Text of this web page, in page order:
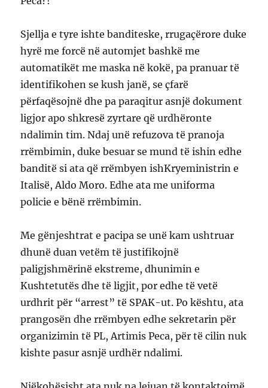
Sjellja e tyre ishte banditeske, rrugaçërore duke
hyrë me forcë në automjet bashkë me
automatikët me maska në kokë, pa pranuar të
identifikohen se kush janë, se çfarë
përfaqësojnë dhe pa paraqitur asnjë dokument
ligjor apo shkresë zyrtare që urdhëronte
ndalimin tim. Ndaj unë refuzova të pranoja
rrëmbimin, duke besuar se mund të ishin edhe
banditë si ata që rrëmbyen ishKryeministrin e
Italisë, Aldo Moro. Edhe ata me uniforma
policie e bënë rrëmbimin.
Me gënjeshtrat e pacipa se unë kam ushtruar
dhunë duan vetëm të justifikojnë
paligjshmërinë ekstreme, dhunimin e
Kushtetutës dhe të ligjit, por edhe të vetë
urdhrit për “arrest” të SPAK-ut. Po kështu, ata
prangosën dhe rrëmbyen edhe sekretarin për
organizimin të PL, Artimis Peca, për të cilin nuk
kishte pasur asnjë urdhër ndalimi.